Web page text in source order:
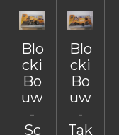
Blo
cki
Bo
uw
-
Sc
Blo
cki
Bo
uw
-
Tak